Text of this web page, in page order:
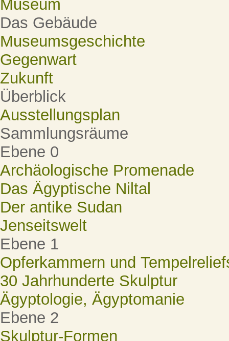
Museum
Das Gebäude
Museumsgeschichte
Gegenwart
Zukunft
Überblick
Ausstellungsplan
Sammlungsräume
Ebene 0
Archäologische Promenade
Das Ägyptische Niltal
Der antike Sudan
Jenseitswelt
Ebene 1
Opferkammern und
30 Jahrhunderte Skulptur
Ägyptologie, Ägyptomanie
Ebene 2
Skulptur-Formen